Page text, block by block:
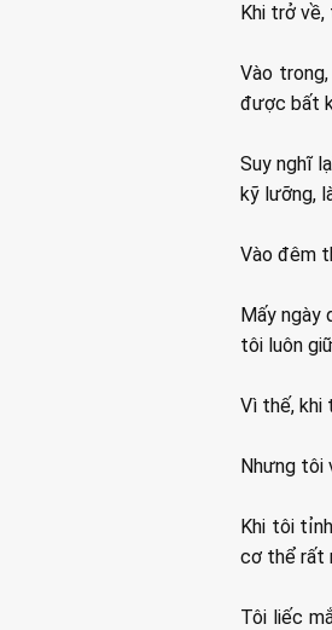
Khi trở về,
Vào
được bất
Suy nghĩ
kỹ lưỡng,
Vào đêm
Mấy ngày
tôi luôn
Vì thế, khi
Nhưng tôi
Khi tôi
cơ thể rất
Tôi liếc